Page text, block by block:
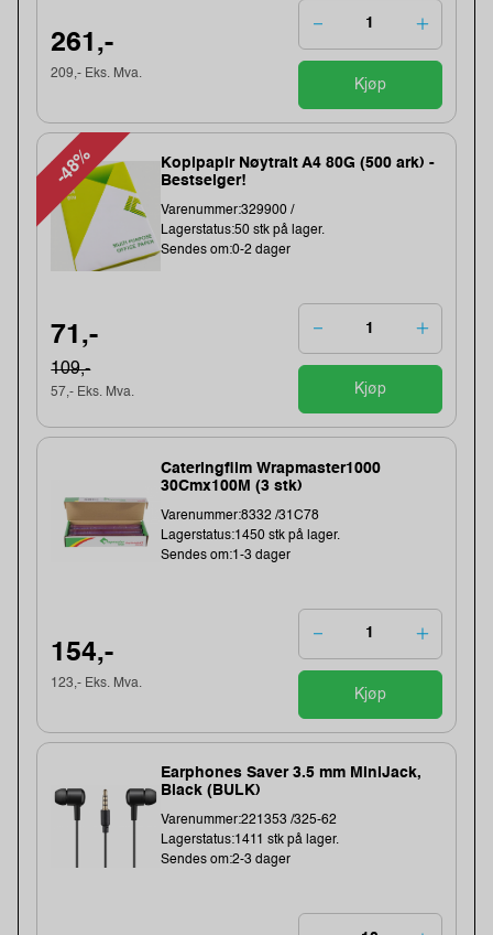
261,-
209,- Eks. Mva.
Kjøp
-48%
Kopipapir Nøytralt A4 80G (500 ark) -
Bestselger!
Varenummer:329900 /
Lagerstatus:50 stk på lager.
Sendes om:0-2 dager
71,-
109,-
57,- Eks. Mva. Kjøp
Cateringfilm Wrapmaster1000
30Cmx100M (3 stk)
Varenummer:8332 /31C78
Lagerstatus:1450 stk på lager.
Sendes om:1-3 dager
154,-
123,- Eks. Mva.
Kjøp
Earphones Saver 3.5 mm MiniJack,
Black (BULK)
Varenummer:221353 /325-62
Lagerstatus:1411 stk på lager.
Sendes om:2-3 dager